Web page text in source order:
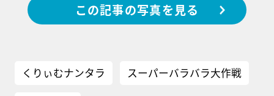
この記事の写真を見る
くりぃむナンタラ スーパーバラバラ大作戦